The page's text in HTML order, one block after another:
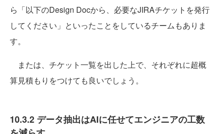
ら「以下のDesign Docから、必要なJIRAチケットを発行
してください」といったことをしているチームもありま
す。
または、チケット一覧を出した上で、それぞれに超概
算見積もりをつけても良いでしょう。
10.3.2 データ抽出はAIに任せてエンジニアの工数